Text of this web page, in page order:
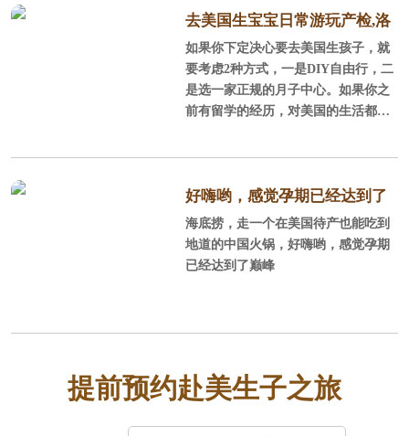
去美国生宝宝日常游玩产检,洛
杉矶待产记
如果你下定决心要去美国生孩子，就
要考虑2种方式，一是DIY自由行，二
是选一家正规的月子中心。如果你之
前有留学的经历，对美国的生活都还
公停止工作，陪产的性价比不如找个
月子中心。一般对美国不太熟悉，或
者只是游玩过，同行的人也都不会外
语或者没有国外生活经历，建议订月
好嗨哟，感觉孕期已经达到了
巅峰
海底捞，走一个在美国待产也能吃到
地道的中国火锅，好嗨哟，感觉孕期
已经达到了巅峰
提前预约赴美生子之旅